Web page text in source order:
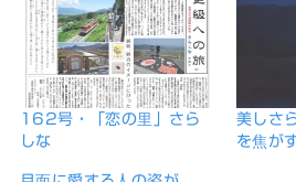
162号・「恋の里」さら
しな
美しさ
を焦が